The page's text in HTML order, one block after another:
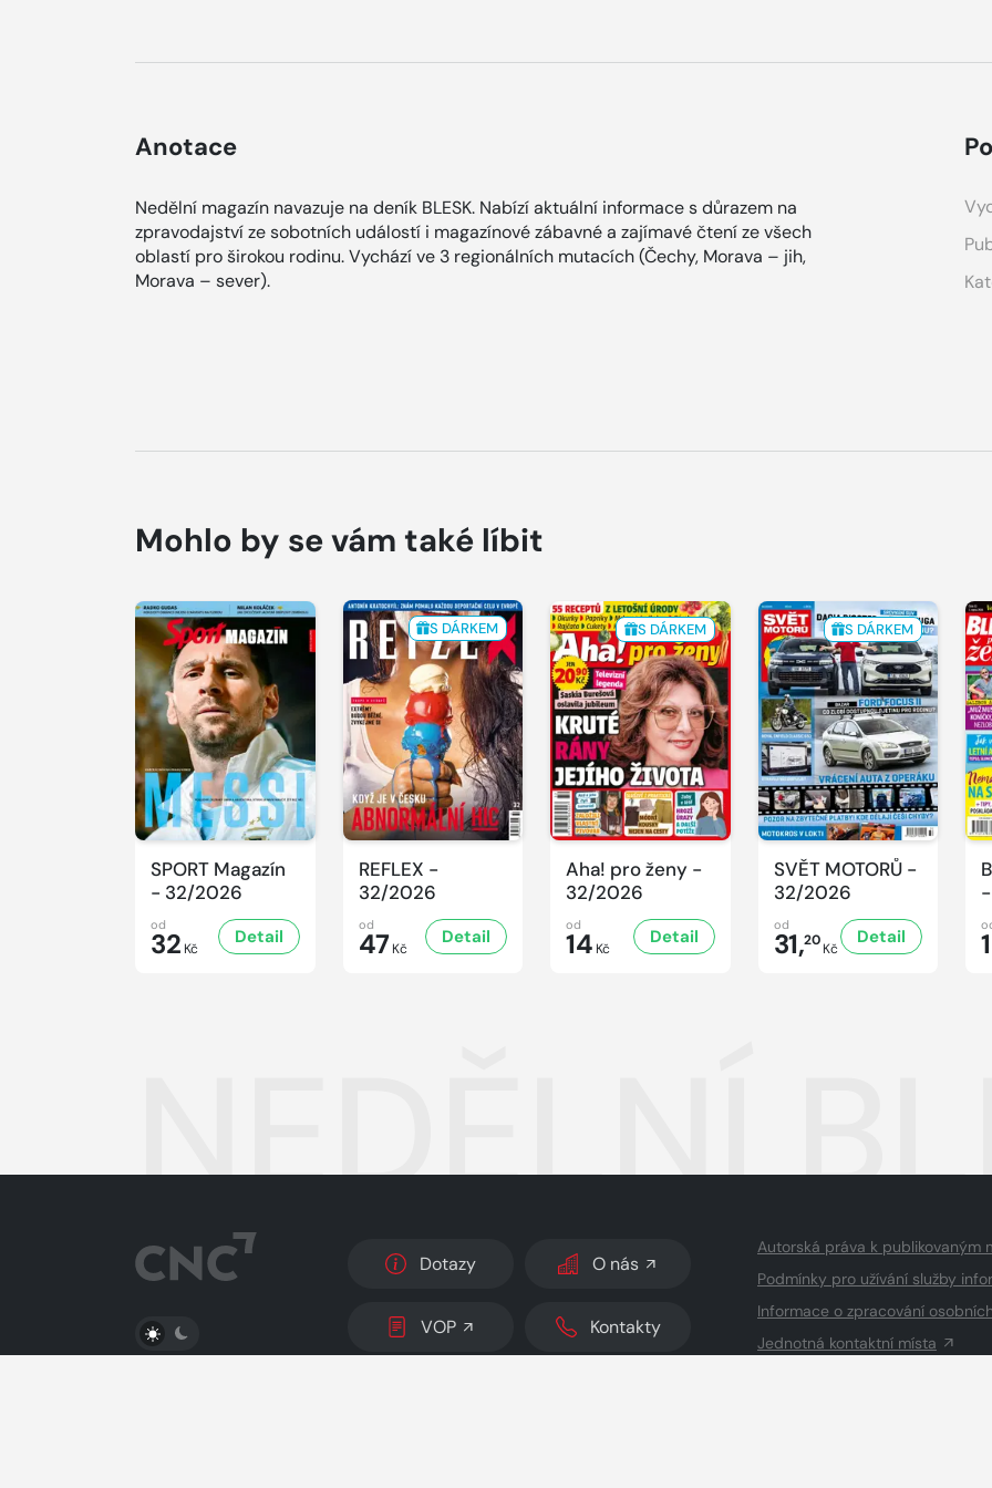
Anotace
Nedělní magazín navazuje na deník BLESK. Nabízí aktuální informace s důrazem na
zpravodajství ze sobotních událostí i magazínové zábavné a zajímavé čtení ze všech
oblastí pro širokou rodinu. Vychází ve 3 regionálních mutacích (Čechy, Morava – jih,
Morava – sever).
Mohlo by se vám také líbit
SPORT Magazín
- 32/2026
od
32 Kč
Detail
S DÁRKEM
REFLEX -
32/2026
od
47 Kč
Detail
S DÁRKEM
Aha! pro ženy -
32/2026
od
14 Kč
Detail
S DÁRKEM
SVĚT MOTORŮ -
32/2026
od
31,20Kč
Detail
NEDĚLNÍ
PŘEPNOUT SVĚTLÝ/TMAVÝ REŽIM
Dotazy O nás
VOP Kontakty
Autorská práva k publikovaným
Podmínky pro užívání služby
Informace o zpracování
Jednotná kontaktní místa